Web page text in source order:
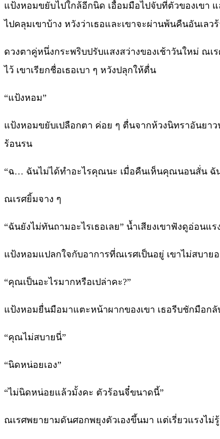
แป้งหอมขยับไปใกล้อีกนิด เอื้อมมือไปจับที่ตัวของเขา
ไปคลุมเขาบ้าง หวังว่าเธอและเขาจะผ่านพ้นคืนอันเลว
ดวงตาคู่หนึ่งกระพริบปรับแสงสว่างของเช้าวันใหม่ ณ
ไว้ เขาเรียกชื่อเธอเบา ๆ หวังปลุกให้ตื่น
“แป้งหอม”
แป้งหอมขยับเปลือกตา ค่อย ๆ ตื่นจากห้วงนิทราอันยาว
ร้อนรน
“ฉ… ฉันไม่ได้ทำอะไรคุณนะ เมื่อคืนเห็นคุณนอนสั่น
ณเรศยิ้มจาง ๆ
“ฉันยังไม่ทันถามอะไรเธอเลย” น้ำเสียงเขาฟังดูอ่อนแร
แป้งหอมแปลกใจกับอาการที่ณเรศเป็นอยู่ เขาไม่สบาย
“คุณเป็นอะไรมากหรือเปล่าคะ?”
แป้งหอมยื่นมือมาแตะหน้าผากของเขา เธอรีบชักมือก
“คุณไม่สบายนี่”
“นิดหน่อยเอง”
“ไม่นิดหน่อยแล้วมั้งคะ ตัวร้อนจี๋ขนาดนี้”
ณเรศพยายามดันศอกพยุงตัวเองขึ้นมา แต่เรี่ยวแรงไม่